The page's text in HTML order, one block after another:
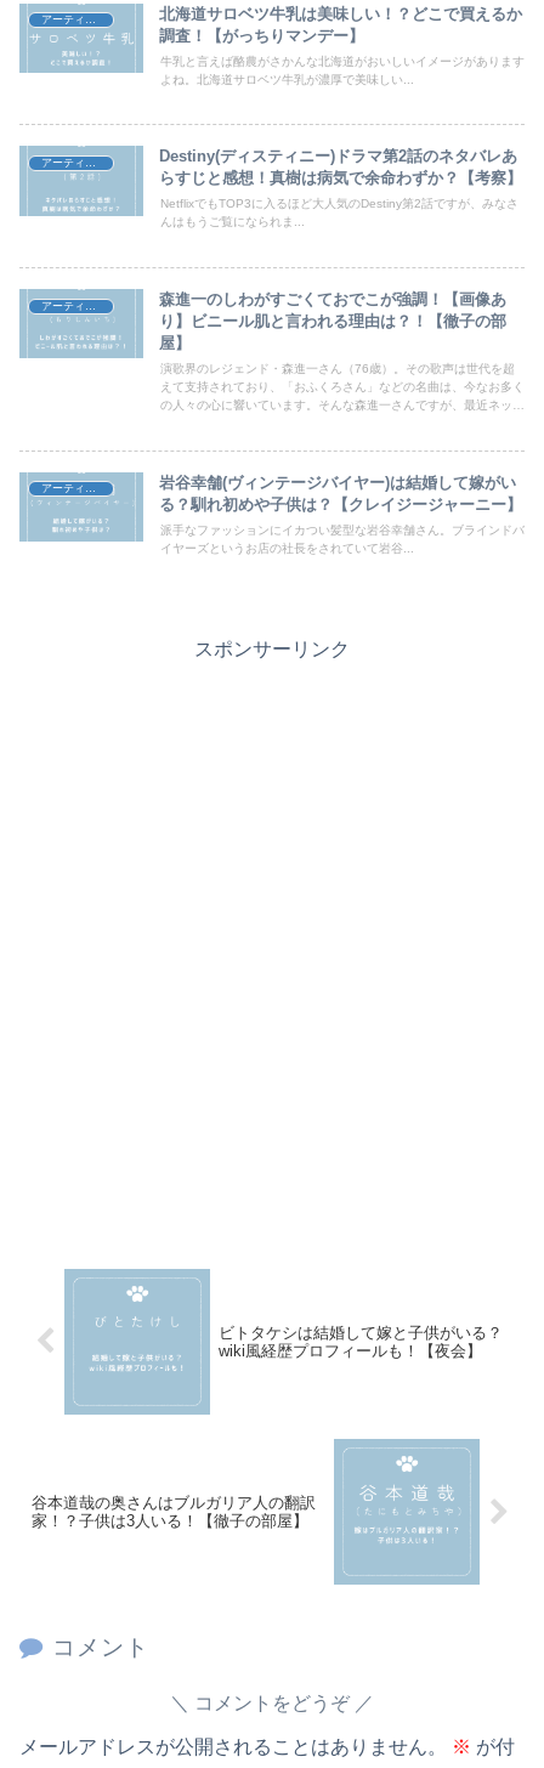
場するとのことなので森崎ウィンさんの英語力やこれまでの経歴、
意外な趣味をお伝えしたいと思います。一緒に確認していきましょ
う。
北海道サロベツ牛乳は美味しい！？どこで買えるか
調査！【がっちりマンデー】
牛乳と言えば酪農がさかんな北海道がおいしいイメージがあります
よね。北海道サロベツ牛乳が濃厚で美味しい...
Destiny(ディスティニー)ドラマ第2話のネタバレあ
らすじと感想！真樹は病気で余命わずか？【考察】
NetflixでもTOP3に入るほど大人気のDestiny第2話ですが、みなさ
んはもうご覧になられま...
森進一のしわがすごくておでこが強調！【画像あ
り】ビニール肌と言われる理由は？！【徹子の部
屋】
演歌界のレジェンド・森進一さん（76歳）。その歌声は世代を超
えて支持されており、「おふくろさん」などの名曲は、今なお多く
の人々の心に響いています。そんな森進一さんですが、最近ネット
の現在の顔の変化に注目しつつ、「ビニール肌」と言われる理由
や、なぜここまで見た目が話題になるのかについて深掘りしていき
ます！この記事では、森進一のしわがすごくておでこが強調！森進
一がビニール肌と言われる理由は？！について書いていきますので
一緒に見ていきましょう
アーティスト
岩谷幸舗(ヴィンテージバイヤー)は結婚して嫁がい
る？馴れ初めや子供は？【クレイジージャーニー】
派手なファッションにイカつい髪型な岩谷幸舗さん。ブラインドバ
イヤーズというお店の社長をされていて岩谷...
スポンサーリンク
ビトタケシは結婚して嫁と子供がいる？
wiki風経歴プロフィールも！【夜会】
谷本道哉の奥さんはブルガリア人の翻訳
家！？子供は3人いる！【徹子の部屋】
コメント
コメントをどうぞ
メールアドレスが公開されることはありません。 ※ が付